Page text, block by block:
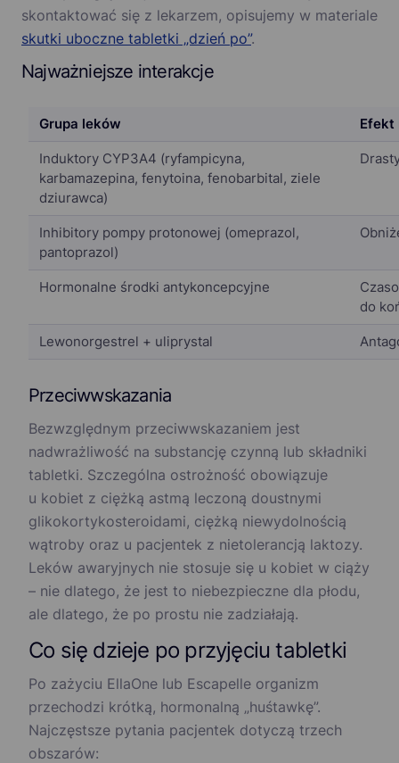
skontaktować się z lekarzem, opisujemy w materiale
skutki uboczne tabletki „dzień po”.
Najważniejsze interakcje
Grupa leków Efekt
Induktory CYP3A4 (ryfampicyna,
karbamazepina, fenytoina, fenobarbital, ziele
dziurawca)
Inhibitory pompy protonowej (omeprazol,
pantoprazol)
Hormonalne środki antykoncepcyjne
do
Lewonorgestrel + uliprystal
Przeciwwskazania
Bezwzględnym przeciwwskazaniem jest
nadwrażliwość na substancję czynną lub składniki
tabletki. Szczególna ostrożność obowiązuje
u kobiet z ciężką astmą leczoną doustnymi
glikokortykosteroidami, ciężką niewydolnością
wątroby oraz u pacjentek z nietolerancją laktozy.
Leków awaryjnych nie stosuje się u kobiet w ciąży
– nie dlatego, że jest to niebezpieczne dla płodu,
ale dlatego, że po prostu nie zadziałają.
Co się dzieje po przyjęciu tabletki
Po zażyciu EllaOne lub Escapelle organizm
przechodzi krótką, hormonalną „huśtawkę”.
Najczęstsze pytania pacjentek dotyczą trzech
obszarów: